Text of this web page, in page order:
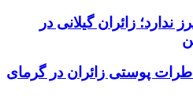
زائران گیلانی در
پوستی زائران در گرمای